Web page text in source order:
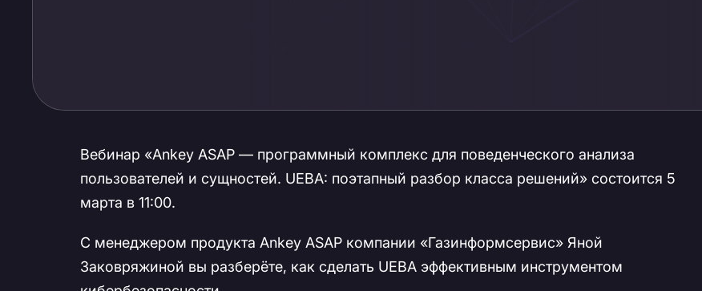
Вебинар «Ankey ASAP — программный комплекс для поведенческого анализа
пользователей и сущностей. UEBA: поэтапный разбор класса решений» состоится 5
марта в 11:00.
С менеджером продукта Ankey ASAP компании «Газинформсервис» Яной
Заковряжиной вы разберёте, как сделать UEBA эффективным инструментом